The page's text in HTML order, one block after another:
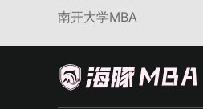
南开大学MBA